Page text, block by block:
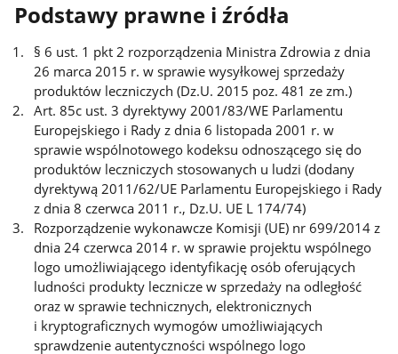
Podstawy prawne i źródła
§ 6 ust. 1 pkt 2 rozporządzenia Ministra Zdrowia z dnia
26 marca 2015 r. w sprawie wysyłkowej sprzedaży
produktów leczniczych (Dz.U. 2015 poz. 481 ze zm.)
Art. 85c ust. 3 dyrektywy 2001/83/WE Parlamentu
Europejskiego i Rady z dnia 6 listopada 2001 r. w
sprawie wspólnotowego kodeksu odnoszącego się do
produktów leczniczych stosowanych u ludzi (dodany
dyrektywą 2011/62/UE Parlamentu Europejskiego i Rady
z dnia 8 czerwca 2011 r., Dz.U. UE L 174/74)
Rozporządzenie wykonawcze Komisji (UE) nr 699/2014 z
dnia 24 czerwca 2014 r. w sprawie projektu wspólnego
logo umożliwiającego identyfikację osób oferujących
ludności produkty lecznicze w sprzedaży na odległość
oraz w sprawie technicznych, elektronicznych
i kryptograficznych wymogów umożliwiających
sprawdzenie autentyczności wspólnego logo